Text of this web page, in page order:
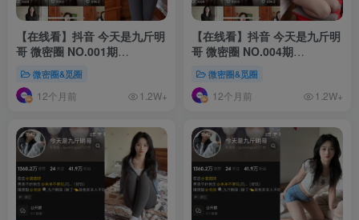
【在线看】抖音 今天是九斤明
哥 微密圈 NO.001期
【18P4V】
微密圈&觅圈
12个月前 1.2W+
【在线看】抖音 今天是九斤明
哥 微密圈 NO.004期
【30P3V】
微密圈&觅圈
12个月前 1.2W+